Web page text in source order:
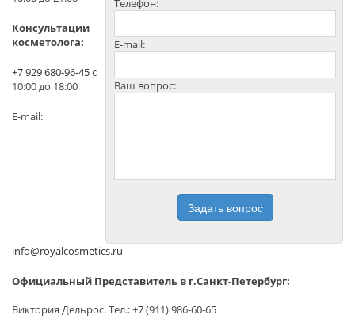
Телефон:
E-mail:
Ваш вопрос:
Задать вопрос
Консультации
косметолога:
+7 929 680-96-45с
10:00 до 18:00
E-mail:
info@royalcosmetics.ru
Официальный Представитель в г.Санкт-Петербург:
Виктория Дельрос. Тел.: +7 (911) 986-60-65